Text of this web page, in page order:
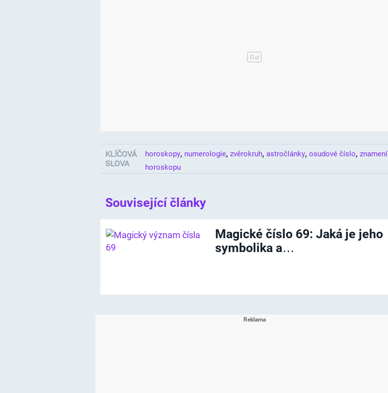
KLÍČOVÁ
SLOVA
horoskopy, numerologie, zvěrokruh, astročlánky, osudové číslo, znamení
horoskopu
Související články
Magické číslo 69: Jaká je jeho
symbolika a…